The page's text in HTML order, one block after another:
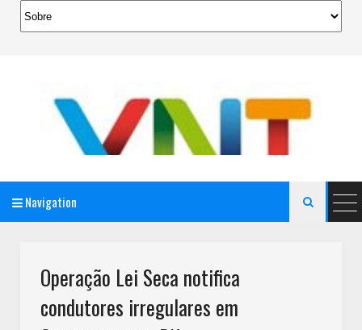
Navigation 
Operação Lei Seca notifica
condutores irregulares em